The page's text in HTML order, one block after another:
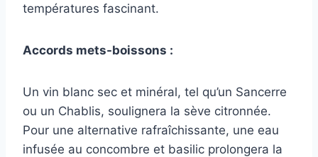
températures fascinant.
Accords mets-boissons :
Un vin blanc sec et minéral, tel qu’un Sancerre
ou un Chablis, soulignera la sève citronnée.
Pour une alternative rafraîchissante, une eau
infusée au concombre et basilic prolongera la